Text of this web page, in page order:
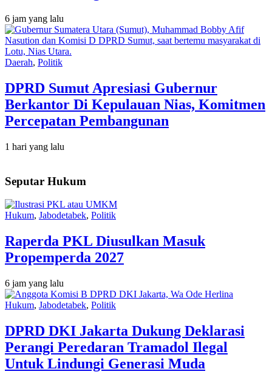
6 jam yang lalu
Daerah, Politik
DPRD Sumut Apresiasi Gubernur
Berkantor Di Kepulauan Nias, Komitmen
Percepatan Pembangunan
1 hari yang lalu
Seputar Hukum
Hukum, Jabodetabek, Politik
Raperda PKL Diusulkan Masuk
Propemperda 2027
6 jam yang lalu
Hukum, Jabodetabek, Politik
DPRD DKI Jakarta Dukung Deklarasi
Perangi Peredaran Tramadol Ilegal
Untuk Lindungi Generasi Muda